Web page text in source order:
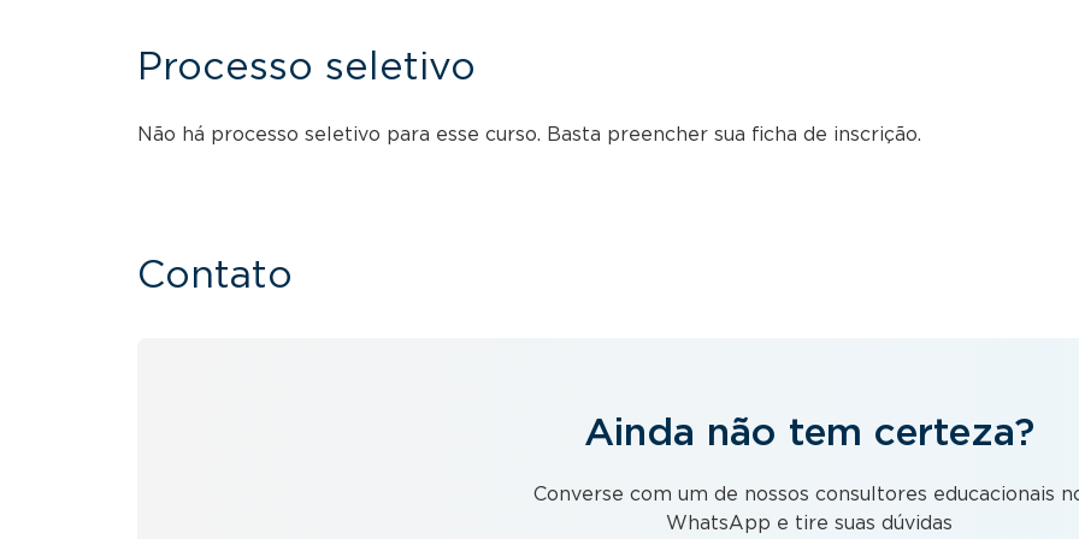
Processo seletivo
Não há processo seletivo para esse curso. Basta preencher sua ficha de inscrição.
Contato
Ainda não tem certeza?
Converse com um de nossos consultores educacionais
WhatsApp e tire suas dúvidas